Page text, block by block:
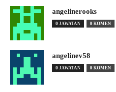
angelinerooks
0 JAWATAN 0 KOMEN
angelinev58
0 JAWATAN 0 KOMEN